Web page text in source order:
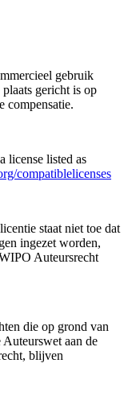
gebruik
gericht is op
compensatie.
license listed as
compatiblelicenses
staat niet toe dat
ingezet worden,
Auteursrecht
die op grond van
aan de
blijven